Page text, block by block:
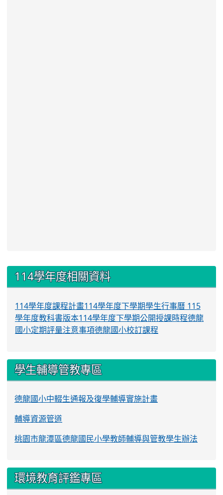
::: 114學年度相關資料
114學年度課程計畫114學年度下學期學生行事曆 115
學年度教科書版本114學年度下學期公開授課時程德龍
國小定期評量注意事項德龍國小校訂課程
學生輔導管教專區
德龍國小中輟生通報及復學輔導實施計畫
輔導資源管道
桃園市龍潭區德龍國民小學教師輔導與管教學生辦法
環境教育評鑑專區